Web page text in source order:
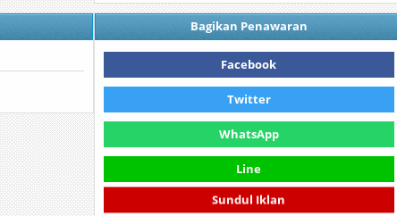
Bagikan Penawaran
Facebook
Twitter
WhatsApp
Line
Sundul Iklan